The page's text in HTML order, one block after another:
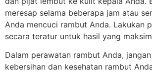
meresap selama beberapa jam atau
Anda mencuci rambut Anda. Lakukan
secara teratur untuk hasil yang
Dalam perawatan rambut Anda,
kebersihan dan kesehatan rambut